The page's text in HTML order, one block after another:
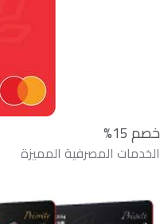
خصم 15%
الخدمات المصرفية المميزة